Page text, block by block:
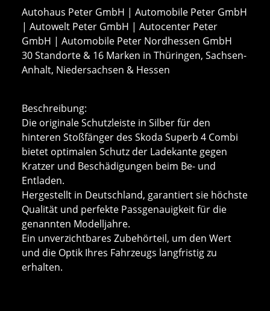
Autohaus Peter GmbH | Automobile Peter GmbH
| Autowelt Peter GmbH | Autocenter Peter
GmbH | Automobile Peter Nordhessen GmbH
30 Standorte & 16 Marken in Thüringen, Sachsen-
Anhalt, Niedersachsen & Hessen
Beschreibung:
Die originale Schutzleiste in Silber für den
hinteren Stoßfänger des Skoda Superb 4 Combi
bietet optimalen Schutz der Ladekante gegen
Kratzer und Beschädigungen beim Be- und
Entladen.
Hergestellt in Deutschland, garantiert sie höchste
Qualität und perfekte Passgenauigkeit für die
genannten Modelljahre.
Ein unverzichtbares Zubehörteil, um den Wert
und die Optik Ihres Fahrzeugs langfristig zu
erhalten.